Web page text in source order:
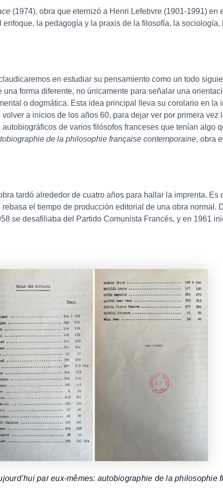
(1974), obra que eternizó a Henri Lefebvre (1901-1991) en
la pedagogía y la praxis de la filosofía, la
en estudiar su pensamiento como un todo
forma diferente, no únicamente para señalar una
o dogmática. Esta idea principal lleva su corolario en la
a inicios de los años 60, para dejar ver por primera vez
de varios filósofos franceses que tenían algo
de la philosophie française contemporaine, obra
tardó alrededor de cuatro años para hallar la imprenta. Es
el tiempo de producción editorial de una obra normal.
se desafiliaba del Partido Comunista Francés, y en 1961
par eux-mêmes: autobiographie de la philosophie